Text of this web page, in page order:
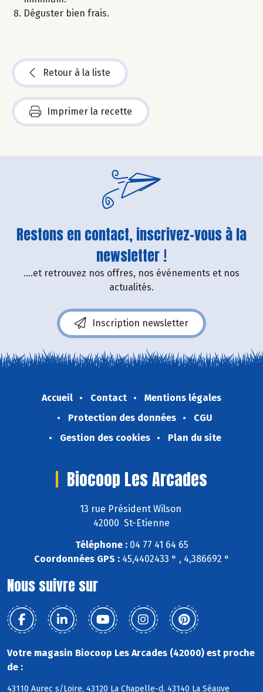
Déguster bien frais.
Retour à la liste
Imprimer la recette
Restons en contact, inscrivez-vous à la
newsletter !
....et retrouvez nos offres, nos événements et nos
actualités.
Inscription newsletter
Accueil Contact
Mentions légales
Protection des données
CGU
Gestion des cookies
Plan du site
Biocoop Les Arcades
13 rue Président Wilson
42000 St-Etienne
Téléphone :04 77 41 64 65
Coordonnées GPS :45,4402433 ° , 4,386692 °
Nous suivre sur
Votre magasin Biocoop Les Arcades (42000) est proche
de :
43110 Aurec s/Loire, 43120 La Chapelle-d, 43140 La Séauve